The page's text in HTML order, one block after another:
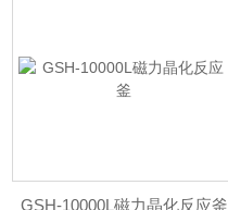
GSH-10000L磁力晶化反应釜